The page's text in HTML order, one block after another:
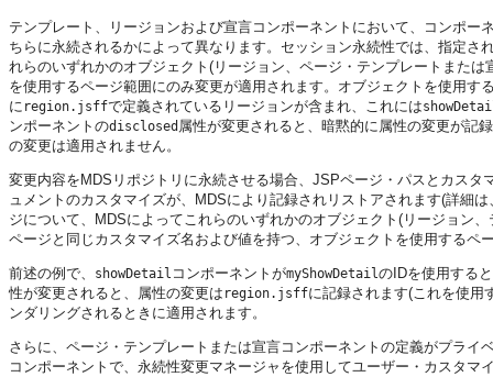
テンプレート、リージョンおよび宣言コンポーネントにおいて、コンポ
ちらに永続されるかによって異なります。セッション永続性では、指定さ
れらのいずれかのオブジェクト(リージョン、ページ・テンプレートまた
を使用するページ範囲にのみ変更が適用されます。オブジェクトを使用す
に region.jsffで定義されているリージョンが含まれ、これには
ンポーネントのdisclosed 属性が変更されると、暗黙的に属性の変更が記
の変更は適用されません。
変更内容をMDSリポジトリに永続させる場合、JSPページ・パスとカス
ュメントのカスタマイズが、MDSにより記録されリストアされます(詳細は
ジについて、MDSによってこれらのいずれかのオブジェクト(リージョン
ページと同じカスタマイズ名および値を持つ、オブジェクトを使用するペ
前述の例で、 showDetail コンポーネントがmyShowDetailのIDを使用する
性が変更されると、属性の変更は region.jsffに記録されます(これを使用
ンダリングされるときに適用されます。
さらに、ページ・テンプレートまたは宣言コンポーネントの定義がプラ
コンポーネントで、永続性変更マネージャを使用してユーザー・カスタ